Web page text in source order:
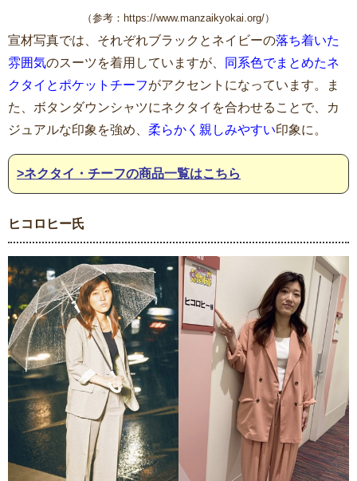
（参考：https://www.manzaikyokai.org/）
宣材写真では、それぞれブラックとネイビーの落ち着いた
雰囲気のスーツを着用していますが、
同系色でまとめたネ
クタイとポケットチーフがアクセントになっています。ま
た、ボタンダウンシャツにネクタイを合わせることで、カ
ジュアルな印象を強め、 柔らかく親しみやすい印象に。
>ネクタイ・チーフの商品一覧はこちら
ヒコロヒー氏